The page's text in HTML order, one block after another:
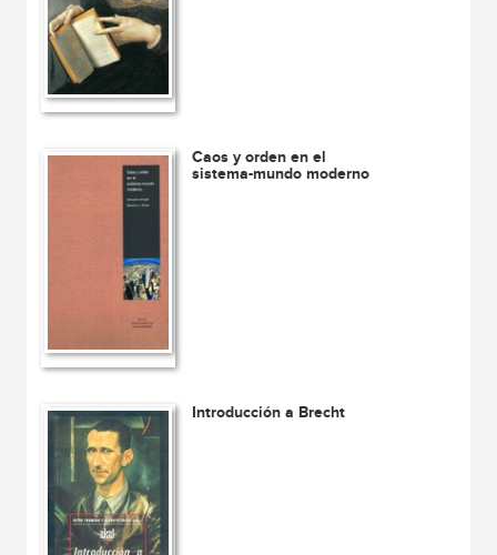
Caos y orden en el
sistema-mundo moderno
Introducción a Brecht